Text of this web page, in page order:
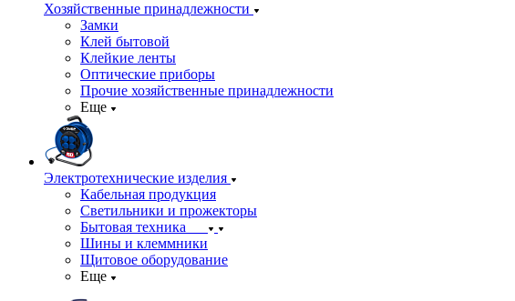
Хозяйственные принадлежности
Замки
Клей бытовой
Клейкие ленты
Оптические приборы
Прочие хозяйственные принадлежности
Еще
Электротехнические изделия
Кабельная продукция
Светильники и прожекторы
Бытовая техника
Шины и клеммники
Щитовое оборудование
Еще